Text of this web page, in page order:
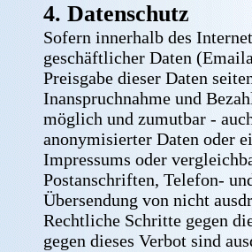
4. Datenschutz
Sofern innerhalb des
geschäftlicher Daten
Preisgabe dieser Daten
Inanspruchnahme und
möglich und zumutbar -
anonymisierter Daten oder
Impressums oder
Postanschriften, Telefon-
Übersendung von nicht
Rechtliche Schritte gegen
gegen dieses Verbot sind